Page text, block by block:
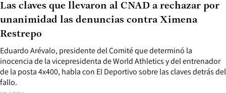
Eduardo Arévalo, presidente del Comité que determinó la
inocencia de la vicepresidenta de World Athletics y del entrenador
de la posta 4x400, habla con El Deportivo sobre las claves detrás del
fallo.
Las claves que llevaron al CNAD a rechazar por
unanimidad las denuncias contra Ximena
Restrepo